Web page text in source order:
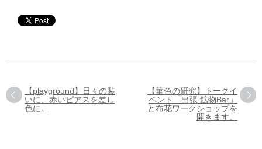
【playground】日々の装
いに、赤いピアスを差し
色に。
【菫色の研究】トークイ
ベント「出張 鉱物Bar」
と布花ワークショップを
開きます。